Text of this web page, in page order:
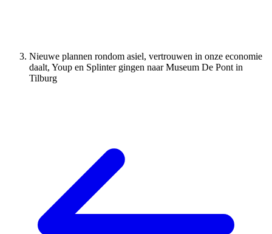
Nieuwe plannen rondom asiel, vertrouwen in onze economie
daalt, Youp en Splinter gingen naar Museum De Pont in
Tilburg